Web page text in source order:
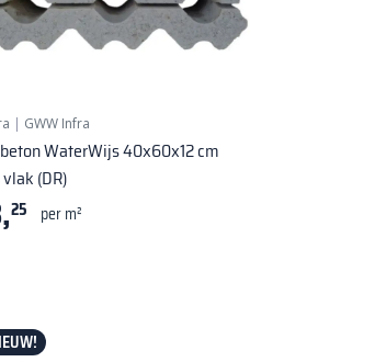
| GWW Infra
WaterWijs 40x60x12 cm
(DR)
25 per m²